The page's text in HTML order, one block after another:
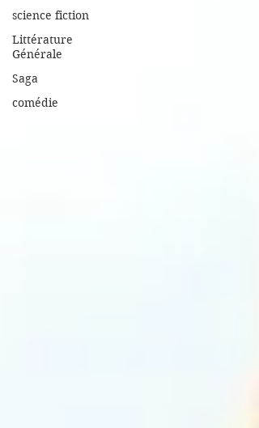
science fiction
Littérature
Générale
Saga
comédie